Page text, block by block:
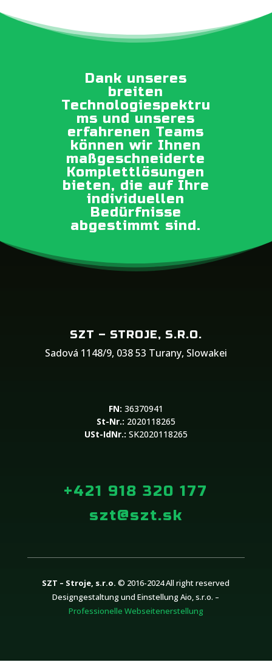
Dank unseres
breiten
Technologiespektru
ms und unseres
erfahrenen Teams
können wir Ihnen
maßgeschneiderte
Komplettlösungen
bieten, die auf Ihre
individuellen
Bedürfnisse
abgestimmt sind.
SZT – STROJE, S.R.O.
Sadová 1148/9, 038 53 Turany, Slowakei
FN: 36370941
St-Nr.: 2020118265
USt-IdNr.: SK2020118265
+421 918 320 177
szt@szt.sk
SZT – Stroje, s.r.o. © 2016-2024 All right reserved
Designgestaltung und Einstellung Aio, s.r.o. –
Professionelle Webseitenerstellung